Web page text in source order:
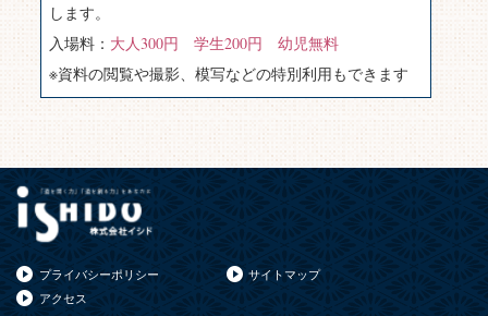
します。
入場料： 大人300円 学生200円 幼児無料
※資料の閲覧や撮影、模写などの特別利用もできます
プライバシーポリシー
サイトマップ
アクセス